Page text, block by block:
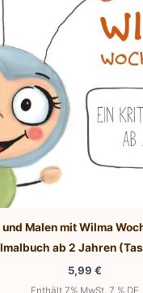
Malen mit Wilma
ab 2 Jahren
5,99 €
Enthält 7% MwSt. 7 % DE